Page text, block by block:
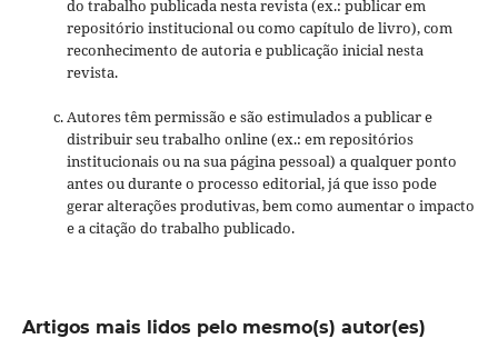
do trabalho publicada nesta revista (ex.: publicar em
repositório institucional ou como capítulo de livro), com
reconhecimento de autoria e publicação inicial nesta
revista.
Autores têm permissão e são estimulados a publicar e
distribuir seu trabalho online (ex.: em repositórios
institucionais ou na sua página pessoal) a qualquer ponto
antes ou durante o processo editorial, já que isso pode
gerar alterações produtivas, bem como aumentar o impacto
e a citação do trabalho publicado.
Artigos mais lidos pelo mesmo(s) autor(es)